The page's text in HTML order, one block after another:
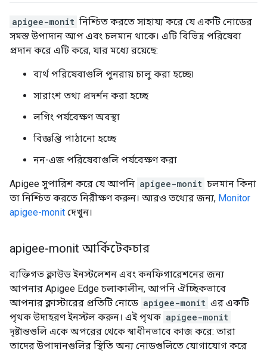
apigee-monit নিশ্চিত করতে সাহায্য করে যে একটি নোডের
সমস্ত উপাদান আপ এবং চলমান থাকে। এটি বিভিন্ন পরিষেবা
প্রদান করে এটি করে, যার মধ্যে রয়েছে:
ব্যর্থ পরিষেবাগুলি পুনরায় চালু করা হচ্ছে৷
সারাংশ তথ্য প্রদর্শন করা হচ্ছে
লগিং পর্যবেক্ষণ অবস্থা
বিজ্ঞপ্তি পাঠানো হচ্ছে
নন-এজ পরিষেবাগুলি পর্যবেক্ষণ করা
Apigee সুপারিশ করে যে আপনি apigee-monit চলমান কিনা
তা নিশ্চিত করতে নিরীক্ষণ করুন। আরও তথ্যের জন্য, Monitor
apigee-monit দেখুন।
apigee-monit আর্কিটেকচার
ব্যক্তিগত ক্লাউড ইনস্টলেশন এবং কনফিগারেশনের জন্য
আপনার Apigee Edge চলাকালীন, আপনি ঐচ্ছিকভাবে
আপনার ক্লাস্টারের প্রতিটি নোডে apigee-monit এর একটি
পৃথক উদাহরণ ইনস্টল করুন। এই পৃথক apigee-monit
দৃষ্টান্তগুলি একে অপরের থেকে স্বাধীনভাবে কাজ করে: তারা
তাদের উপাদানগুলির স্থিতি অন্য নোডগুলিতে যোগাযোগ করে